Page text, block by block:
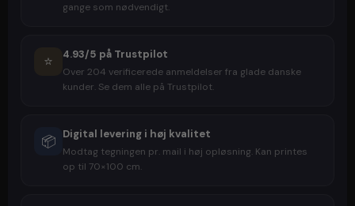
gange som nødvendigt.
⭐ 4.93/5 på Trustpilot
Over 204 verificerede anmeldelser fra glade danske
kunder. Se dem alle på Trustpilot.
📦 Digital levering i høj kvalitet
Modtag tegningen pr. mail i høj opløsning. Kan printes
op til 70×100 cm.